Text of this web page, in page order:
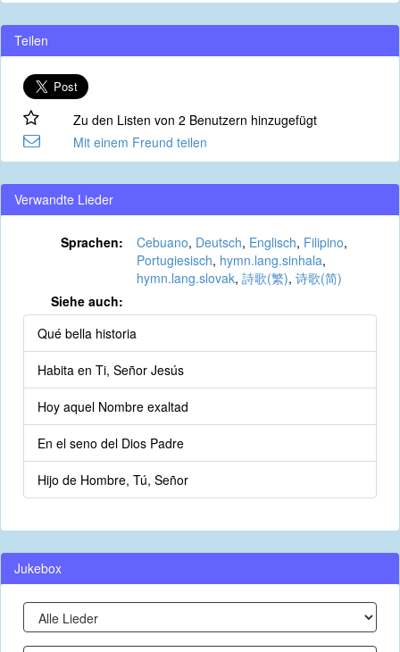
Teilen
Zu den Listen von 2 Benutzern hinzugefügt
Mit einem Freund teilen
Verwandte Lieder
Sprachen: Cebuano, Deutsch, Englisch, Filipino,
Portugiesisch, hymn.lang.sinhala,
hymn.lang.slovak, 詩歌(繁), 诗歌(简)
Siehe auch:
Qué bella historia
Habita en Ti, Señor Jesús
Hoy aquel Nombre exaltad
En el seno del Dios Padre
Hijo de Hombre, Tú, Señor
Jukebox